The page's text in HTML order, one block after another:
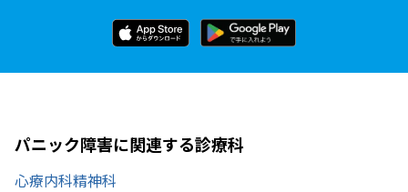
パニック障害に関連する診療科
心療内科精神科